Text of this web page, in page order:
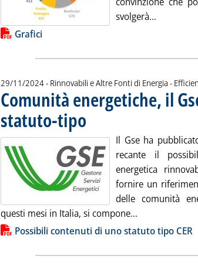
svolgerà... Leggi
Lista allegati PDF alla notizia
Grafici
29/11/2024- Rinnovabili e Altre Fonti di Energia -
Comunità energetiche, il
statuto-tipo . Pubblicata venerdì 29 novembre 2024
Il Gse ha
recante il
energetica
fornire un
delle comunità
questi mesi in Italia, si compone...
Lista allegati PDF alla notizia
Possibili contenuti di uno statuto tipo CER